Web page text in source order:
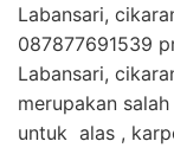
Labansari,
087877691539
Labansari,
merupakan
untuk alas ,